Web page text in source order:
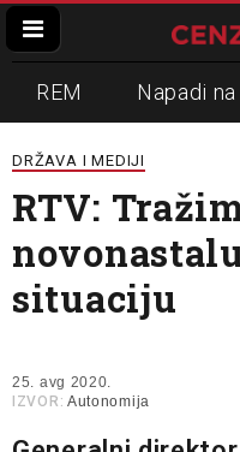
REM Napadi
Zvučni top
Propaganda
Informer
DRŽAVA I MEDIJI
RTV:
situaciju
25. avg 2020.
IZVOR: Autonomija